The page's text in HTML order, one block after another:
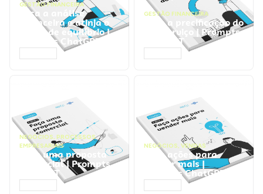
GESTÃO FINANCEIRA
Faça a análise
financeira e atinja o
ponto de equilíbrio |
Prompts ChatGPT
GESTÃO FINANCEIRA
Faça a precificação do
seu serviço | Prompts
ChatGPT
NEGÓCIOS, PROCESSOS
EMPRESARIAIS
Faça uma proposta
comercial | Prompts
ChatGPT
NEGÓCIOS, VENDAS
Faça ações para
vender mais |
Prompts ChatGPT